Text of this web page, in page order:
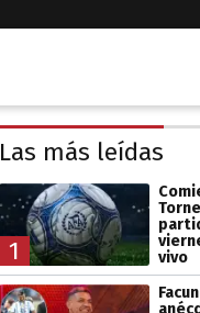
Las más leídas
1
vivo